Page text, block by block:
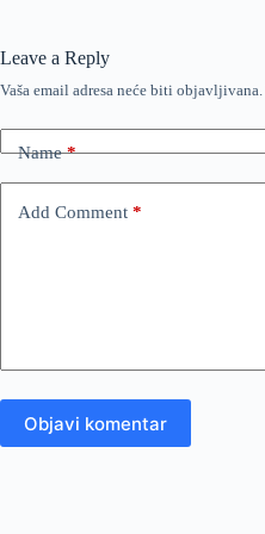
Leave a Reply
Vaša email adresa neće biti objavljivana.
Name*
Add Comment *
Objavi komentar